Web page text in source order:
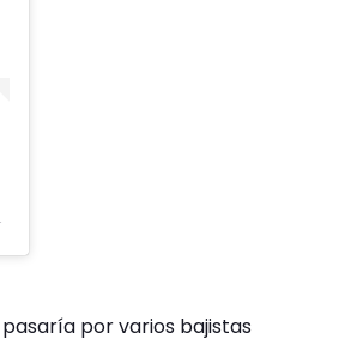
por varios bajistas